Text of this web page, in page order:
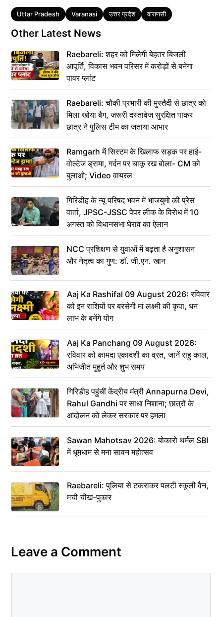
Tags
Uttar Pradesh Varanasi उत्तर प्रदेश वाराणसी
Other Latest News
Raebareli: शहर को मिलेगी बेहतर बिजली
आपूर्ति, विकास भवन परिसर में करोड़ों से बनेगा
पावर प्लांट
Raebareli: चौकी प्रभारी की मुस्तैदी से छात्र को
मिला खोया बैग, जरूरी दस्तावेज सुरक्षित पाकर
छात्र ने पुलिस टीम का जताया आभार
Ramgarh में सिस्टम के खिलाफ सड़क पर हाई-
वोल्टेज ड्रामा, गर्दन पर चाकू रख बोला- CM को
बुलाओ; Video वायरल
गिरिडीह के न्यू परिषद भवन में भाजयुमो की प्रेस
वार्ता, JPSC-JSSC पेपर लीक के विरोध में 10
अगस्त को विधानसभा घेराव का ऐलान
NCC प्रशिक्षण से युवाओं में बढ़ता है अनुशासन
और नेतृत्व का गुण: डॉ. जी.एन. खान
Aaj Ka Rashifal 09 August 2026: रविवार
को इन राशियों पर बरसेगी मां लक्ष्मी की कृपा, धन
लाभ के बनेंगे योग
Aaj Ka Panchang 09 August 2026:
रविवार को कामदा एकादशी का व्रत, जानें राहु काल,
अभिजीत मुहूर्त और शुभ समय
गिरिडीह पहुंचीं केंद्रीय मंत्री Annapurna Devi,
Rahul Gandhi पर साधा निशाना; छात्रों के
आंदोलन को लेकर सरकार पर हमला
Sawan Mahotsav 2026: बोकारो थर्मल SBI
में धूमधाम से मना सावन महोत्सव
Raebareli: पुलिया से टकराकर पलटी स्कूली वैन,
मची चीख-पुकार
Leave a Comment